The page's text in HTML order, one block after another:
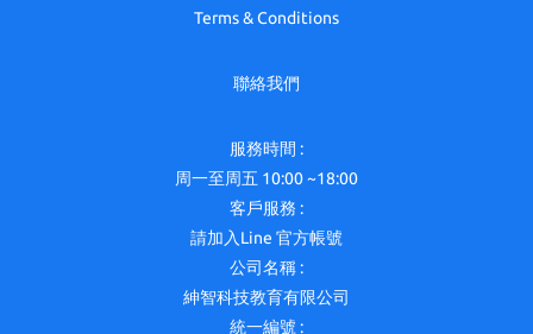
Terms & Conditions
聯絡我們
服務時間 :
周一至周五 10:00 ~18:00
客戶服務 :
請加入Line 官方帳號
公司名稱 :
紳智科技教育有限公司
統一編號 :